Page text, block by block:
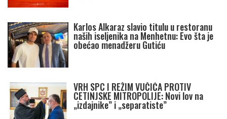
Karlos Alkaraz slavio titulu u restoranu
naših iseljenika na Menhetnu: Evo šta je
obećao menadžeru Gutiću
VRH SPC I REŽIM VUČIĆA PROTIV
CETINJSKE MITROPOLIJE: Novi lov na
„izdajnike” i „separatiste”